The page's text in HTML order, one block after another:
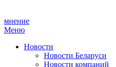
мнение
Меню
Новости
Новости Беларуси
Новости компаний